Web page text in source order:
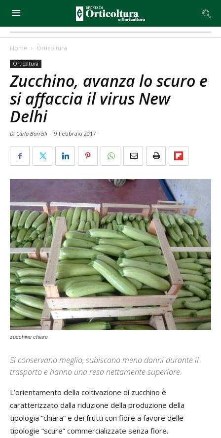
Home Orticoltura
Orticoltura
Zucchino, avanza lo scuro e
si affaccia il virus New
Delhi
Di Carlo Borrelli - 9 Febbraio 2017
zucchine chiare
Si conservano meglio, subiscono meno danni durante il
trasporto e hanno una resa nettamente superiore.
L’orientamento della coltivazione di zucchino è
caratterizzato dalla riduzione della produzione della
tipologia “chiara” e dei frutti con fiore a favore delle
tipologie “scure” commercializzate senza fiore.